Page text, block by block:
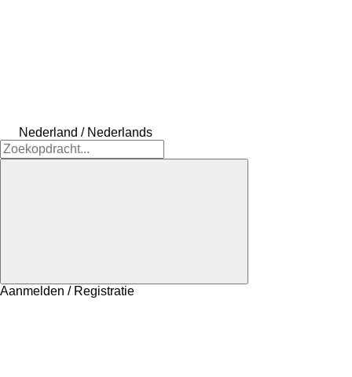
Nederland / Nederlands
Aanmelden / Registratie